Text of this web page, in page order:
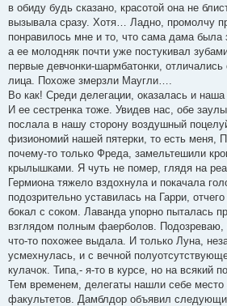
в обиду будь сказано, красотой она не
вызывала сразу. Хотя… Ладно, промолчу
понравилось мне и то, что сама дама была
а ее молодняк почти уже постукивал
первые девчонки-шармбатонки,
лица. Похоже змерзли Маугли….
Во как! Среди делегации, оказалась и
И ее сестренка тоже. Увидев нас, обе
послала в нашу сторону воздушный
физиономий нашей пятерки, то есть меня,
почему-то только Фреда, замельтешили
крылышками. Я чуть не помер, глядя на
Гермиона тяжело вздохнула и покачала
подозрительно уставилась на Гарри,
бокал с соком. Лаванда упорно пыталась
взглядом полным фаерболов. Подозреваю,
что-то похожее выдала. И только Луна,
усмехнулась, и с вечной
кулачок. Типа,- я-то в курсе, но на всякий
Тем временем, делегаты нашли себе место
факультетов. Дамблдор объявил